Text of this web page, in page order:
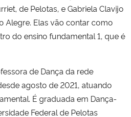
de Pelotas, e Gabriela Clavijo
Alegre. Elas vão contar como
do ensino fundamental 1, que é
de Dança da rede
agosto de 2021, atuando
É graduada em Dança-
Federal de Pelotas